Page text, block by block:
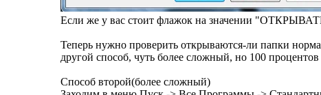
Если же у вас стоит флажок на значении
Теперь нужно проверить открываются-ли папки
другой способ, чуть более сложный, но 100
Способ второй(более сложный)